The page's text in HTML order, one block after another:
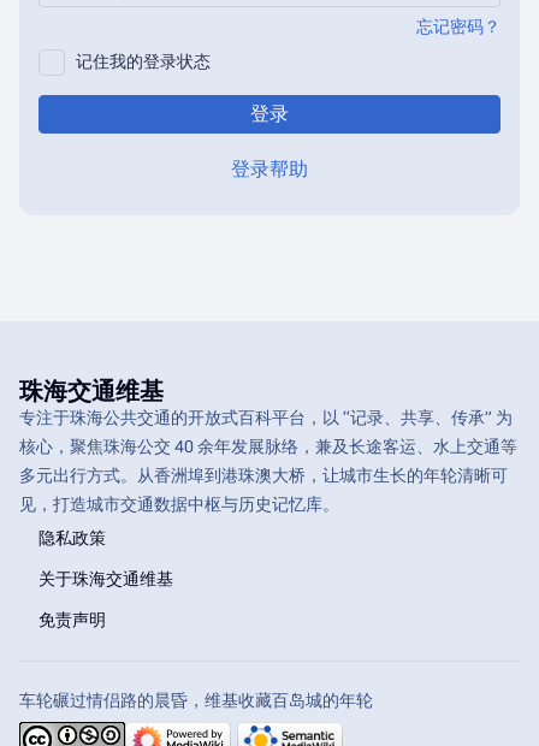
记住我的登录状态
登录
登录帮助
忘记密码？
珠海交通维基
专注于珠海公共交通的开放式百科平台，以 “记录、共享、传承” 为
核心，聚焦珠海公交 40 余年发展脉络，兼及长途客运、水上交通等
多元出行方式。从香洲埠到港珠澳大桥，让城市生长的年轮清晰可
见，打造城市交通数据中枢与历史记忆库。
隐私政策
关于珠海交通维基
免责声明
车轮碾过情侣路的晨昏，维基收藏百岛城的年轮